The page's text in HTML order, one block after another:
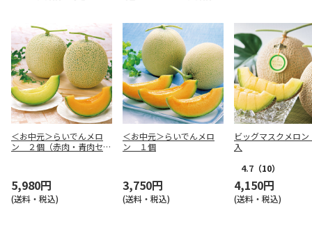
＜お中元＞らいでんメロ
ン ２個（赤肉・青肉セッ
5,980円
(送料・税込)
＜お中元＞らいでんメロ
ン １個
3,750円
(送料・税込)
ビッグマスクメロ
入
4.7 （10）
4,150円
(送料・税込)